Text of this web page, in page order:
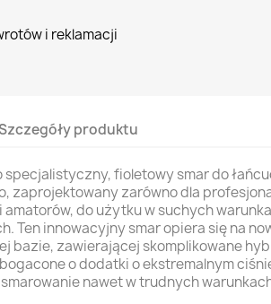
i reklamacji
produktu
specjalistyczny, fioletowy smar do
zaprojektowany zarówno dla
amatorów, do użytku w suchych
Ten innowacyjny smar opiera się na
bazie, zawierającej skomplikowane
o dodatki o ekstremalnym
nawet w trudnych